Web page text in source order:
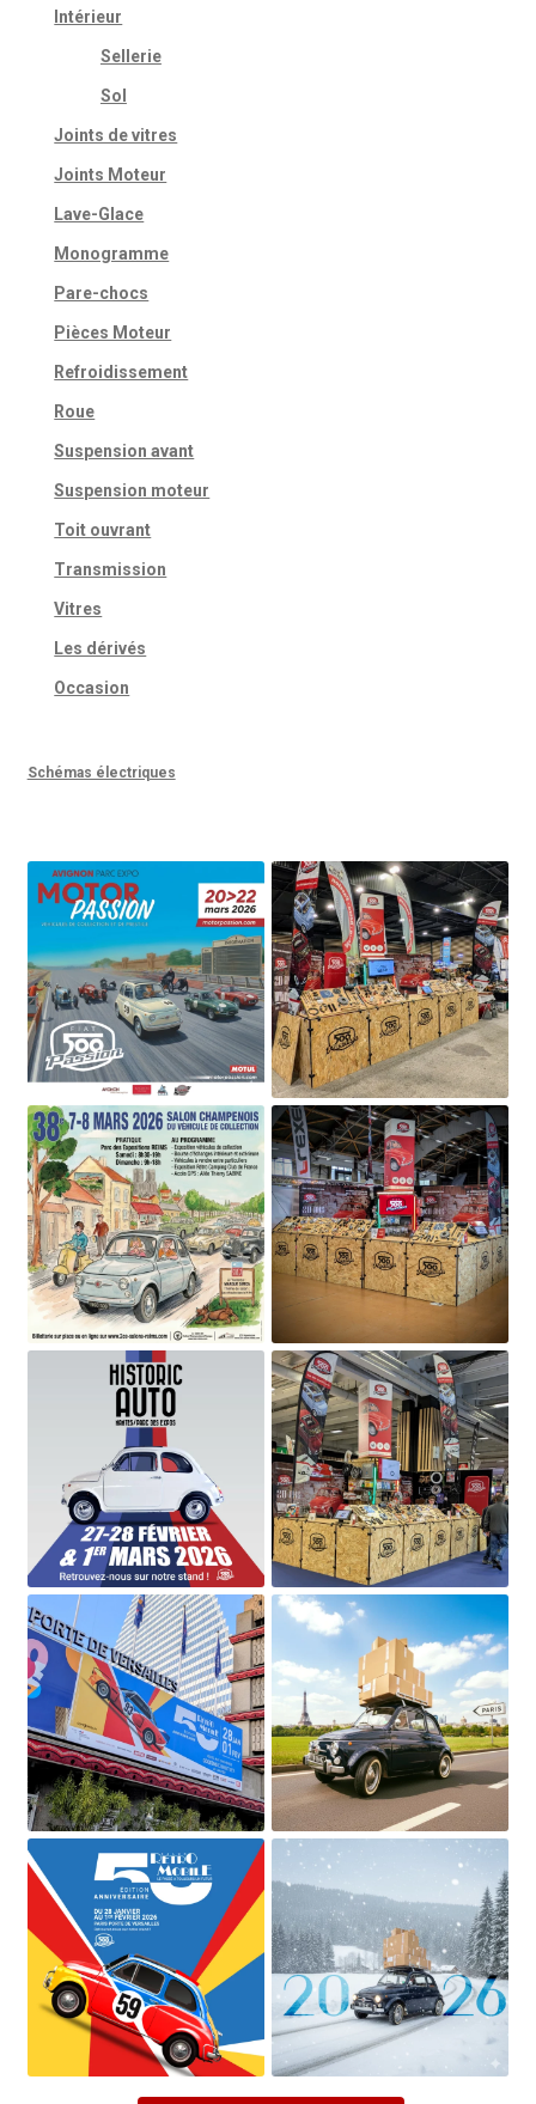
Intérieur
Sellerie
Sol
Joints de vitres
Joints Moteur
Lave-Glace
Monogramme
Pare-chocs
Pièces Moteur
Refroidissement
Roue
Suspension avant
Suspension moteur
Toit ouvrant
Transmission
Vitres
Les dérivés
Occasion
Schémas électriques